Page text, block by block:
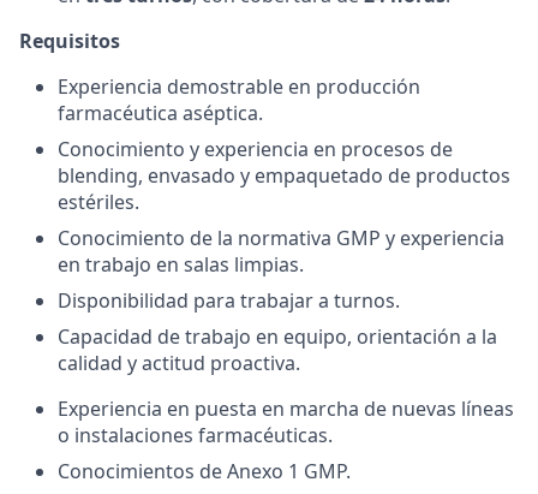
Requisitos
Experiencia demostrable en producción
farmacéutica aséptica.
Conocimiento y experiencia en procesos de
blending, envasado y empaquetado de productos
estériles.
Conocimiento de la normativa GMP y experiencia
en trabajo en salas limpias.
Disponibilidad para trabajar a turnos.
Capacidad de trabajo en equipo, orientación a la
calidad y actitud proactiva.
Experiencia en puesta en marcha de nuevas líneas
o instalaciones farmacéuticas.
Conocimientos de Anexo 1 GMP.